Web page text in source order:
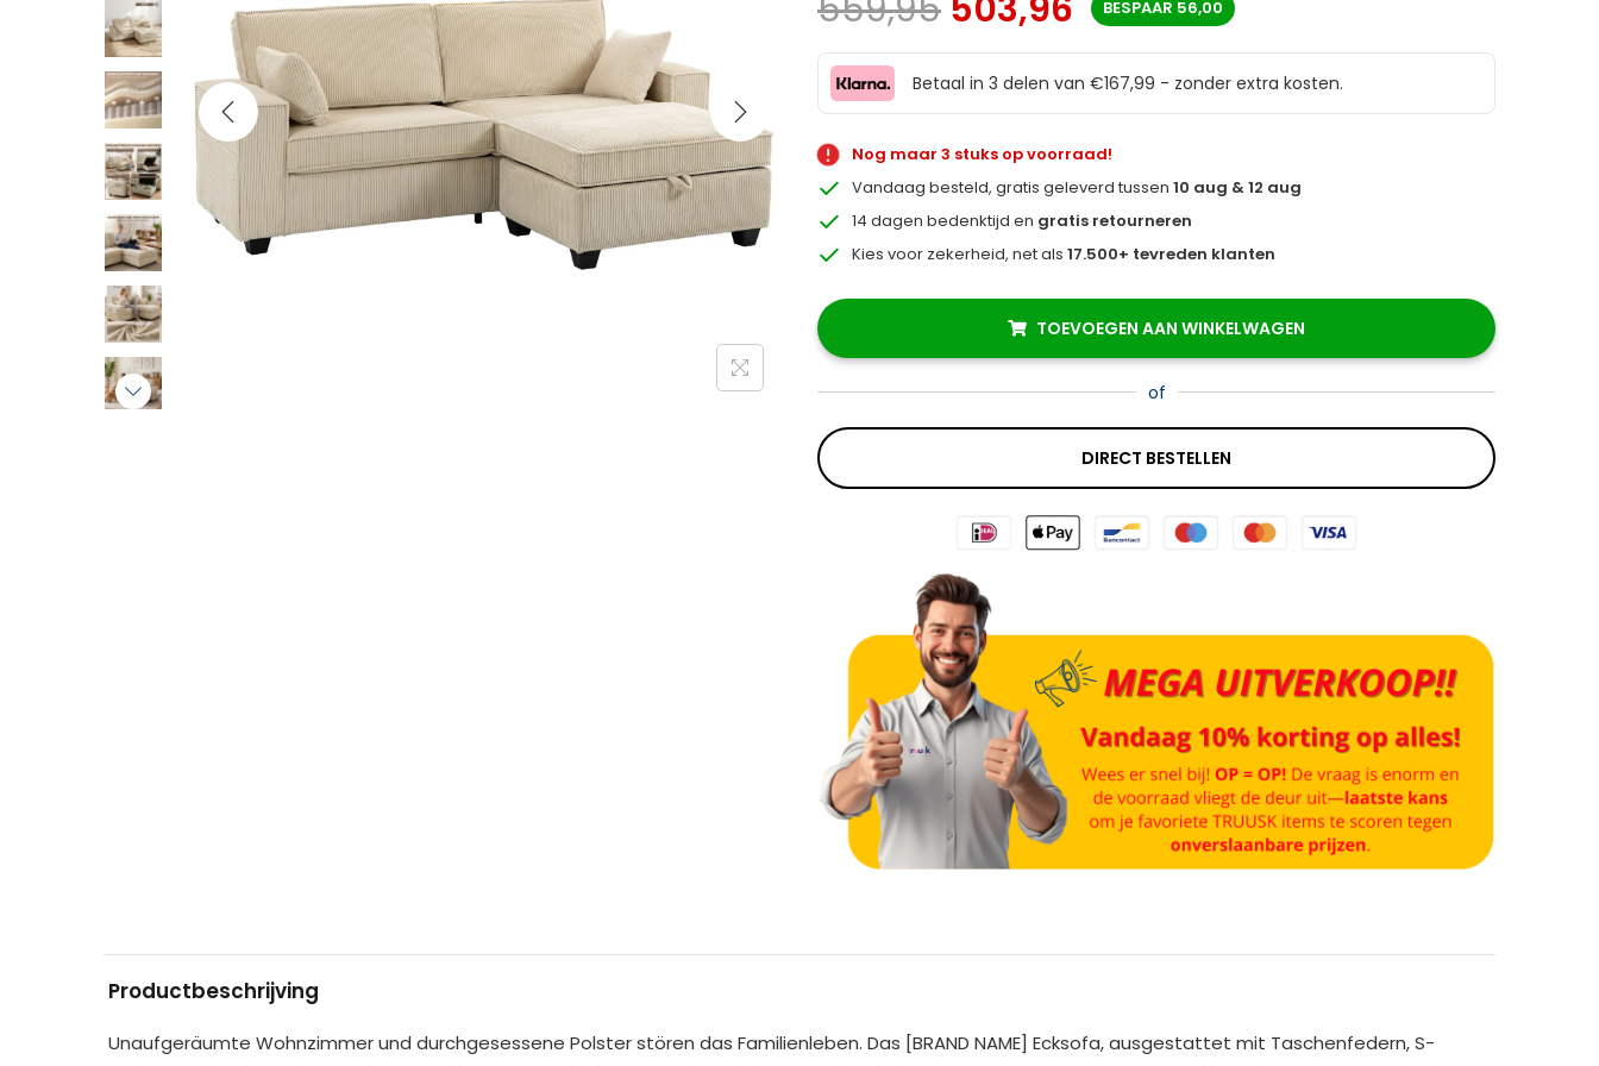
BESPAAR 56,00
Betaal in 3 delen van €167,99 - zonder extra kosten.
Nog maar 3 stuks op voorraad!
Vandaag besteld, gratis geleverd tussen10 aug & 12 aug
14 dagen bedenktijd en gratis retourneren
Kies voor zekerheid, net als17.500+ tevreden klanten
TOEVOEGEN AAN WINKELWAGEN
of
DIRECT BESTELLEN
r
Productbeschrijving
Unaufgeräumte Wohnzimmer und durchgesessene Polster stören das Familienleben. Das [BRAND NAME] Ecksofa, ausgestattet mit Taschenfedern, S-